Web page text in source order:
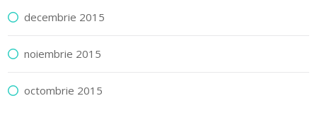
decembrie 2015
noiembrie 2015
octombrie 2015